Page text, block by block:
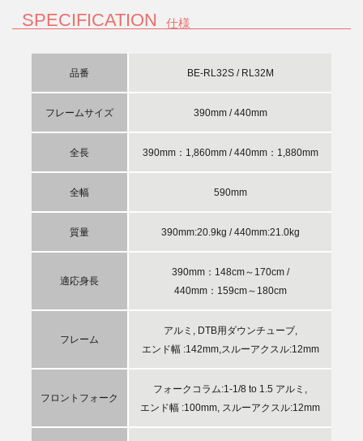
SPECIFICATION 仕様
品番 BE-RL32S / RL32M
フレームサイズ 390mm / 440mm
全長 390mm：1,860mm / 440mm：1,880mm
全幅 590mm
質量 390mm:20.9kg / 440mm:21.0kg
適応身長
390mm：148cm～170cm /
440mm：159cm～180cm
フレーム
アルミ, DTB用ダウンチューブ,
エンド幅 :142mm,スルーアクスル:12mm
フロントフォーク
フォークコラム:1-1/8 to 1.5 アルミ,
エンド幅 :100mm, スルーアクスル:12mm